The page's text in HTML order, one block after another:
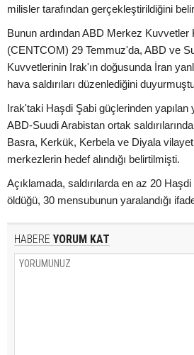
milisler tarafından gerçekleştirildiğini
Bunun ardından ABD Merkez Kuvvetler
(CENTCOM) 29 Temmuz'da, ABD ve
Kuvvetlerinin Irak'ın doğusunda İran
hava saldırıları düzenlediğini
Irak'taki Haşdi Şabi güçlerinden yapılan
ABD-Suudi Arabistan ortak
Basra, Kerkük, Kerbela ve Diyala
merkezlerin hedef alındığı belirtilmişti.
Açıklamada, saldırılarda en az 20
öldüğü, 30 mensubunun yaralandığı
HABERE YORUM KAT